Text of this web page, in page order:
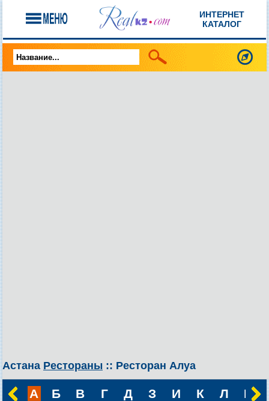
ИНТЕРНЕТ
КАТАЛОГ
Астана Рестораны :: Ресторан Алуа
А Б В Г Д З И К Л М